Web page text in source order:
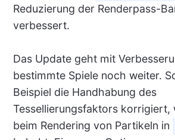
Reduzierung der Renderpass-
verbessert.
Das Update geht mit
bestimmte Spiele noch weiter.
Beispiel die Handhabung des
Tessellierungsfaktors korrigiert,
beim Rendering von Partikeln in